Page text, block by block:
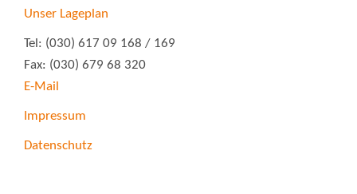
Unser Lageplan
Tel: (030) 617 09 168 / 169
Fax: (030) 679 68 320
E-Mail
Impressum
Datenschutz